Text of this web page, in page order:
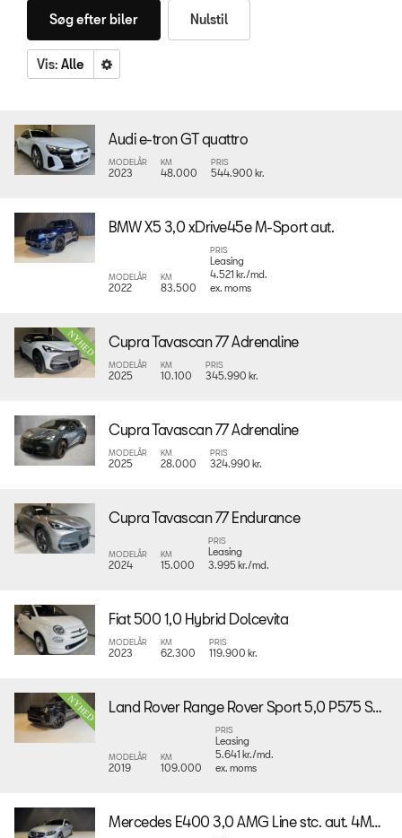
Søg efter biler Nulstil
Vis: Alle
Audi e-tron GT quattro
MODELÅR
2023
KM
48.000
PRIS
544.900 kr.
BMW X5 3,0 xDrive45e M-Sport aut.
MODELÅR
2022
KM
83.500
PRIS
Leasing
4.521 kr./md.
ex. moms
Cupra Tavascan 77 Adrenaline
MODELÅR
2025
KM
10.100
PRIS
345.990 kr.
Cupra Tavascan 77 Adrenaline
MODELÅR
2025
KM
28.000
PRIS
324.990 kr.
Cupra Tavascan 77 Endurance
MODELÅR
2024
KM
15.000
PRIS
Leasing
3.995 kr./md.
Fiat 500 1,0 Hybrid Dolcevita
MODELÅR
2023
KM
62.300
PRIS
119.900 kr.
Land Rover Range Rover Sport 5,0 P575 SVR aut.
MODELÅR
2019
KM
109.000
PRIS
Leasing
5.641 kr./md.
ex. moms